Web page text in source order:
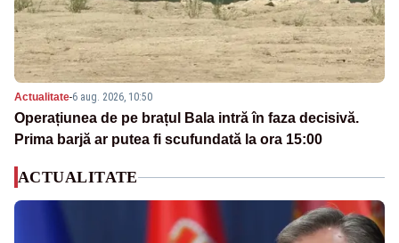
Actualitate-6 aug. 2026, 10:50
Operațiunea de pe brațul Bala intră în faza decisivă.
Prima barjă ar putea fi scufundată la ora 15:00
ACTUALITATE